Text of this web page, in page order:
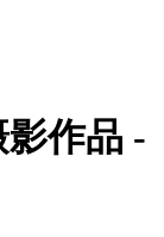
影作品 -